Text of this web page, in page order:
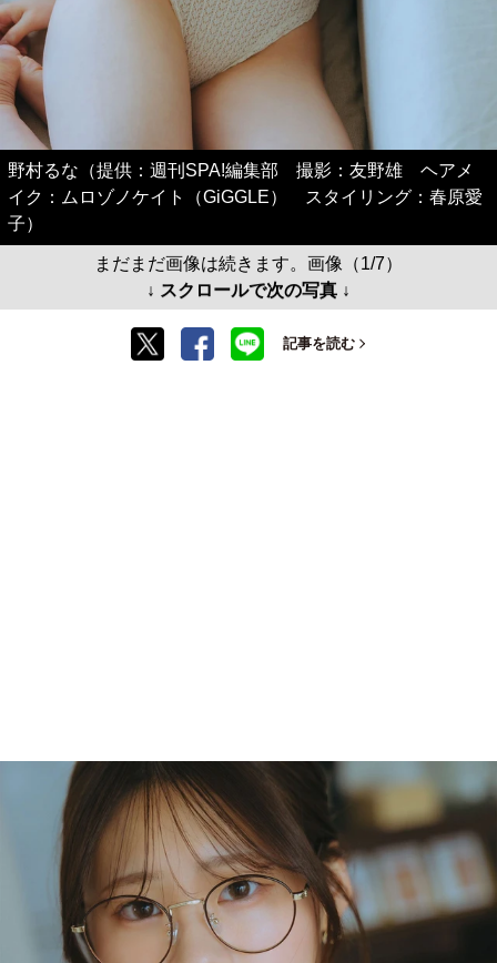
野村るな（提供：週刊SPA!編集部 撮影：友野雄 ヘアメ
イク：ムロゾノケイト（GiGGLE） スタイリング：春原愛
子）
まだまだ画像は続きます。画像（1/7）
↓ スクロールで次の写真 ↓
記事を読む